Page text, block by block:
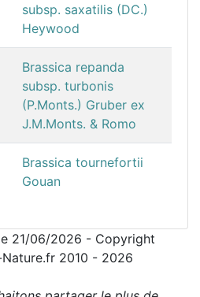
subsp. saxatilis (DC.)
Heywood
Brassica repanda
subsp. turbonis
(P.Monts.) Gruber ex
J.M.Monts. & Romo
Brassica tournefortii
Gouan
21/06/2026 - Copyright
2010 - 2026